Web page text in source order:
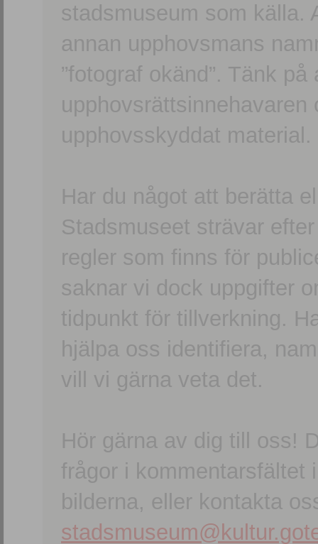
stadsmuseum som källa.
annan upphovsmans
”fotograf okänd”. Tänk
upphovsskyddat material.
Har du något att berätta
Stadsmuseet strävar
regler som finns för
saknar vi dock uppgifter
tidpunkt för tillverkning.
hjälpa oss identifiera,
vill vi gärna veta det.
Hör gärna av dig till oss!
frågor i kommentarsfältet
bilderna, eller kontakta